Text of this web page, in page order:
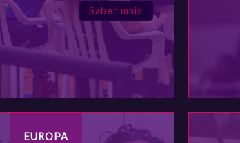
Saber mais
EUROPA